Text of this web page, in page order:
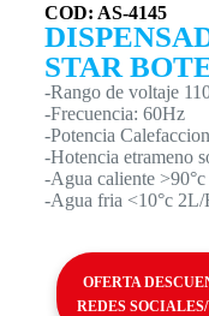
COD: AS-4145
STAR
-Rango de voltaje
-Frecuencia: 60Hz
-Potencia
-Hotencia etrameno
-Agua caliente
-Agua fria <10°c 2L/
OFERTA
REDES